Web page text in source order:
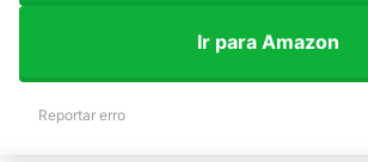
Ir para Amazon
Reportar erro